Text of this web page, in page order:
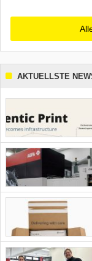
AKTUELLSTE